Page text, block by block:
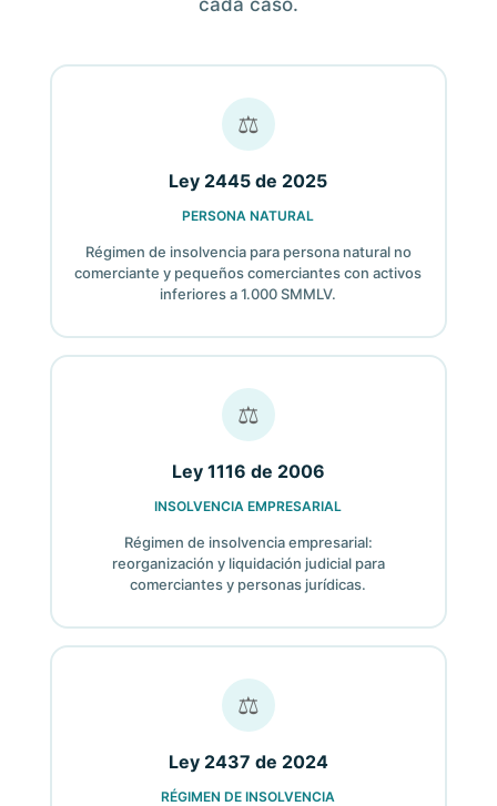
cada caso.
⚖
Ley 2445 de 2025
PERSONA NATURAL
Régimen de insolvencia para persona natural no
comerciante y pequeños comerciantes con activos
inferiores a 1.000 SMMLV.
⚖
Ley 1116 de 2006
INSOLVENCIA EMPRESARIAL
Régimen de insolvencia empresarial:
reorganización y liquidación judicial para
comerciantes y personas jurídicas.
⚖
Ley 2437 de 2024
RÉGIMEN DE INSOLVENCIA